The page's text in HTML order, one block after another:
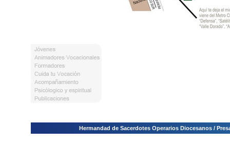
Hermandad de Sacerdotes Operarios Diocesanos /